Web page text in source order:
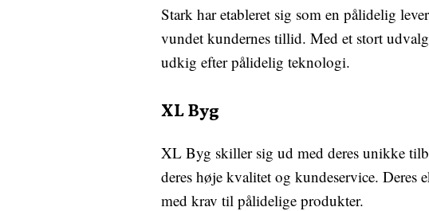
Stark har etableret sig som en pålidelig
vundet kundernes tillid. Med et stort
udkig efter pålidelig teknologi.
XL Byg
XL Byg skiller sig ud med deres unikke
deres høje kvalitet og kundeservice.
med krav til pålidelige produkter.